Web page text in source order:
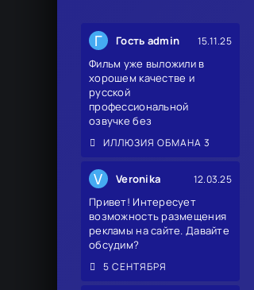
Г Гость admin 15.11.25
Фильм уже выложили в
хорошем качестве и
русской
профессиональной
озвучке без
ИЛЛЮЗИЯ ОБМАНА 3
V Veronika 12.03.25
Привет! Интересует
возможность размещения
рекламы на сайте. Давайте
обсудим?
5 СЕНТЯБРЯ